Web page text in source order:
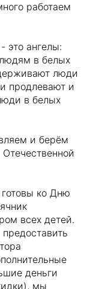
работаем
это ангелы:
в белых
люди
продлевают и
в белых
и берём
ко Дню
всех детей.
деньги
мы